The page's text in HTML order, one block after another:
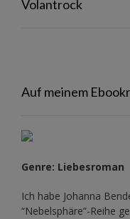
Volantrock
Auf meinem
Genre: Liebesroman
Ich habe Johanna
“Nebelsphäre”-Reihe